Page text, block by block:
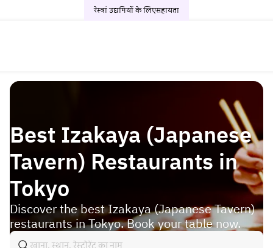
रेस्त्रां उद्यमियों के लिएसहायता
Best Izakaya (Japanese
Tavern) Restaurants in
Tokyo
Discover the best Izakaya (Japanese Tavern)
restaurants in Tokyo. Book your table now.